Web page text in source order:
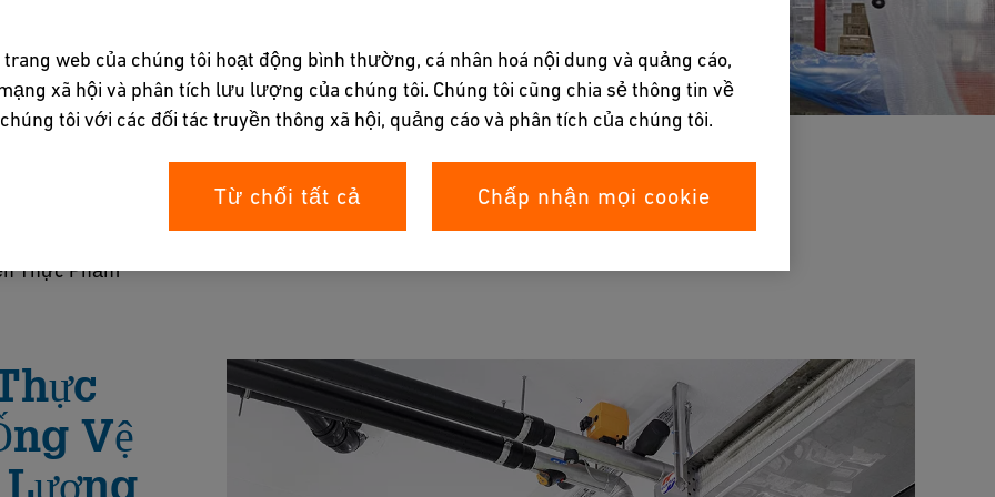
kiệm năng lượng với hệ thống ống tiên tiến.
Thực Phẩm
Vệ
web của chúng tôi hoạt động bình thường, cá nhân hoá nội dung và quảng cáo,
xã hội và phân tích lưu lượng của chúng tôi. Chúng tôi cũng chia sẻ thông tin về
tôi với các đối tác truyền thông xã hội, quảng cáo và phân tích của chúng tôi.
Từ chối tất cả Chấp nhận mọi cookie